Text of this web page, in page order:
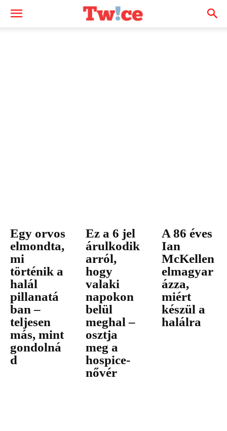
Egy orvos
elmondta,
mi
történik a
halál
pillanatá
ban –
teljesen
más, mint
gondolná
d
Ez a 6 jel
árulkodik
arról,
hogy
valaki
napokon
belül
meghal –
osztja
meg a
hospice-
nővér
A 86 éves
Ian
McKellen
elmagyar
ázza,
miért
készül a
halálra